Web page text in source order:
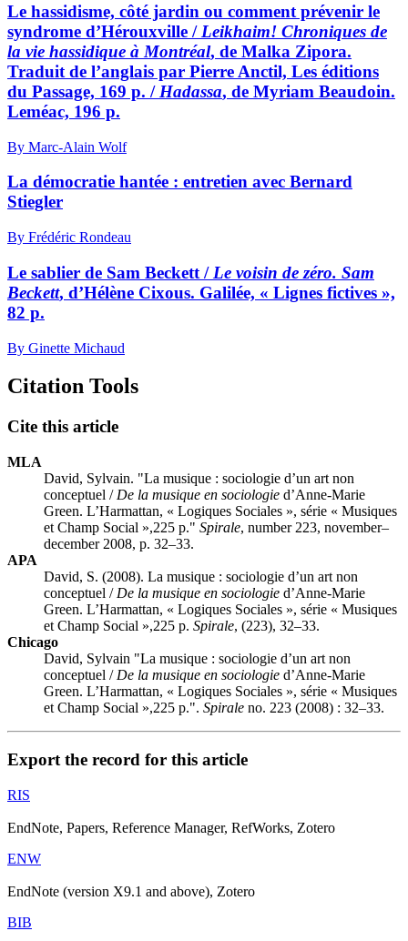
Le hassidisme, côté jardin ou comment prévenir le
syndrome d’Hérouxville / Leikhaim! Chroniques de
la vie hassidique à Montréal, de Malka Zipora.
Traduit de l’anglais par Pierre Anctil, Les éditions
du Passage, 169 p. / Hadassa, de Myriam Beaudoin.
Leméac, 196 p.
By Marc-Alain Wolf
La démocratie hantée : entretien avec Bernard
Stiegler
By Frédéric Rondeau
Le sablier de Sam Beckett / Le voisin de zéro. Sam
Beckett, d’Hélène Cixous. Galilée, « Lignes fictives »,
82 p.
By Ginette Michaud
Citation Tools
Cite this article
MLA
David, Sylvain. "La musique : sociologie d’un art non
conceptuel / De la musique en sociologie d’Anne-Marie
Green. L’Harmattan, « Logiques Sociales », série « Musiques
et Champ Social »,225 p." Spirale, number 223, november–
december 2008, p. 32–33.
APA
David, S. (2008). La musique : sociologie d’un art non
conceptuel / De la musique en sociologie d’Anne-Marie
Green. L’Harmattan, « Logiques Sociales », série « Musiques
et Champ Social »,225 p. Spirale, (223), 32–33.
Chicago
David, Sylvain "La musique : sociologie d’un art non
conceptuel / De la musique en sociologie d’Anne-Marie
Green. L’Harmattan, « Logiques Sociales », série « Musiques
et Champ Social »,225 p.". Spirale no. 223 (2008) : 32–33.
Export the record for this article
RIS
EndNote, Papers, Reference Manager, RefWorks, Zotero
ENW
EndNote (version X9.1 and above), Zotero
BIB